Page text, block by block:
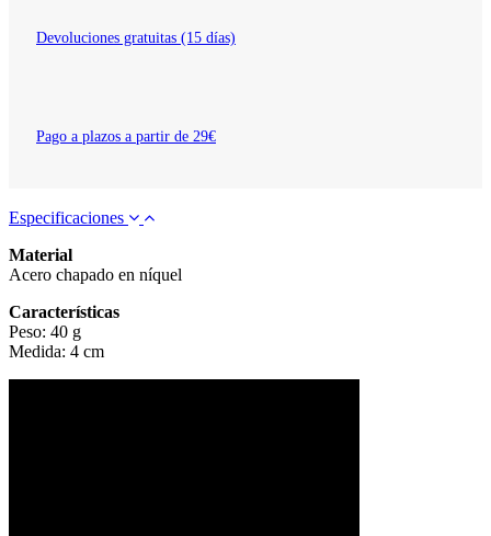
Devoluciones gratuitas (15 días)
Pago a plazos a partir de 29€
Especificaciones
Material
Acero chapado en níquel
Características
Peso: 40 g
Medida: 4 cm